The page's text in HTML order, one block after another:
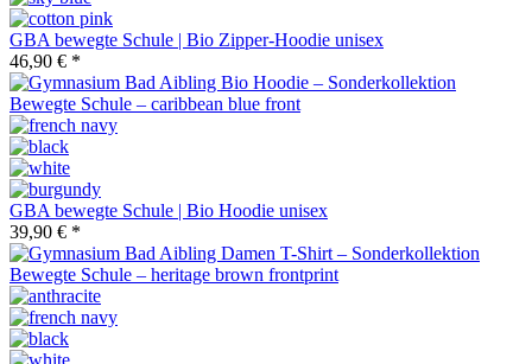
GBA bewegte Schule | Bio Zipper-Hoodie unisex
46,90 € *
GBA bewegte Schule | Bio Hoodie unisex
39,90 € *